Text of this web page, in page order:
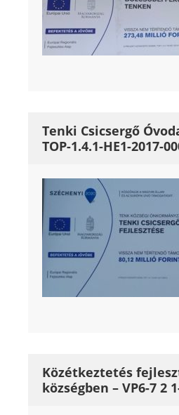
Tenki Csicsergő
TOP-1.4.1-HE1-2017-
Közétkeztetés
községben – VP6-7 2